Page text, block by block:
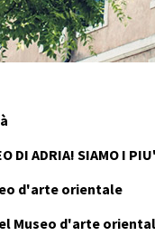
DI ADRIA! SIAMO I
d'arte orientale
Museo d'arte